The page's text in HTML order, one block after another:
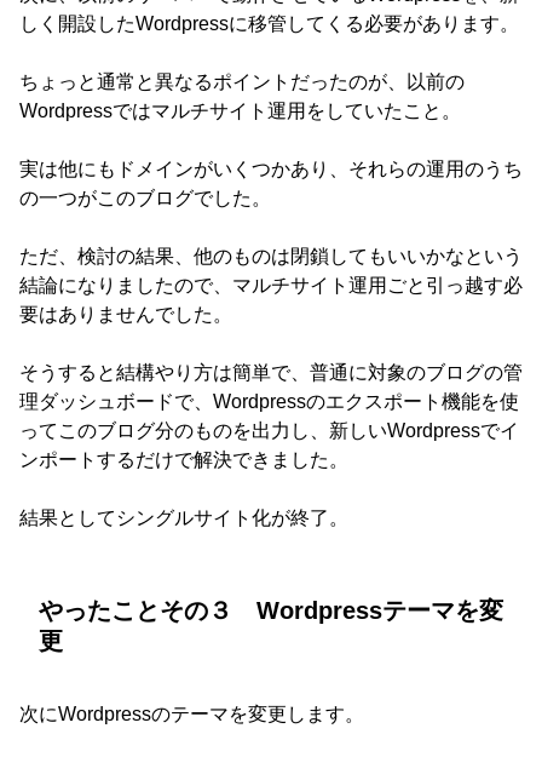
しく開設したWordpressに移管してくる必要があります。
ちょっと通常と異なるポイントだったのが、以前の
Wordpressではマルチサイト運用をしていたこと。
実は他にもドメインがいくつかあり、それらの運用のうち
の一つがこのブログでした。
ただ、検討の結果、他のものは閉鎖してもいいかなという
結論になりましたので、マルチサイト運用ごと引っ越す必
要はありませんでした。
そうすると結構やり方は簡単で、普通に対象のブログの管
理ダッシュボードで、Wordpressのエクスポート機能を使
ってこのブログ分のものを出力し、新しいWordpressでイ
ンポートするだけで解決できました。
結果としてシングルサイト化が終了。
やったことその３ Wordpressテーマを変
更
次にWordpressのテーマを変更します。